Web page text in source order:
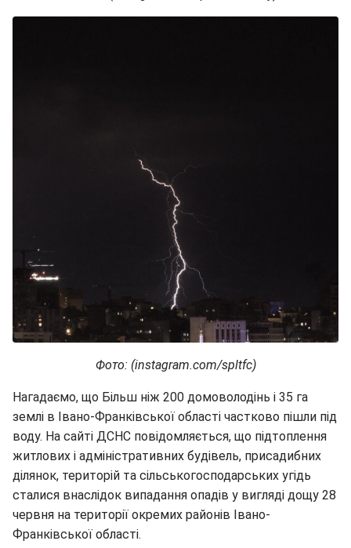
Фото: (instagram.com/spltfc)
Нагадаємо, що Більш ніж 200 домоволодінь і 35 га
землі в Івано-Франківської області частково пішли під
воду. На сайті ДСНС повідомляється, що підтоплення
житлових і адміністративних будівель, присадибних
ділянок, територій та сільськогосподарських угідь
сталися внаслідок випадання опадів у вигляді дощу 28
червня на території окремих районів Івано-
Франківської області.